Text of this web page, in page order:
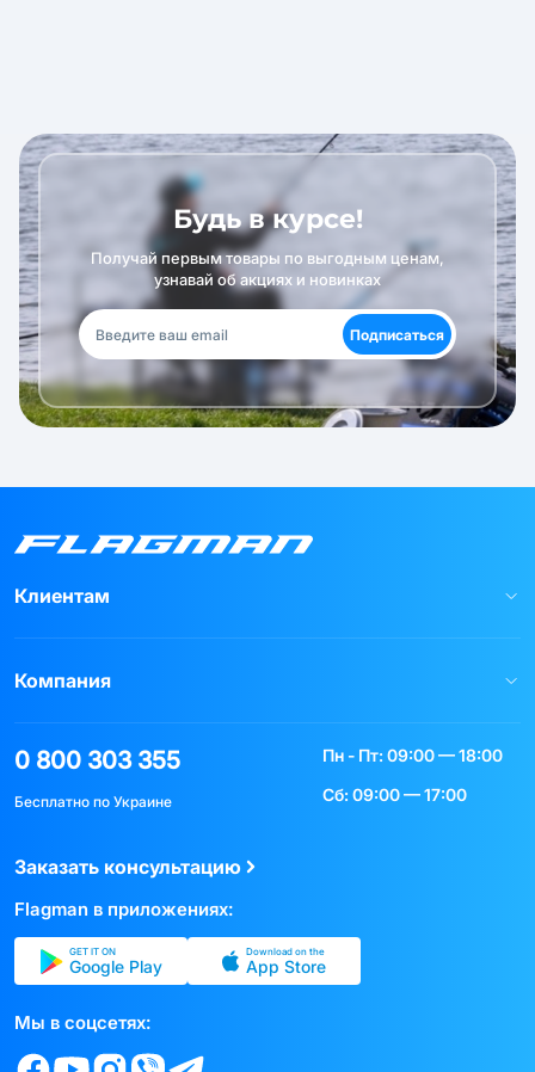
Будь в курсе!
Получай первым товары по выгодным ценам,
узнавай об акциях и новинках
Подписаться
Клиентам
Компания
0 800 303 355
Бесплатно по Украине
Пн - Пт: 09:00 — 18:00
Сб: 09:00 — 17:00
Заказать консультацию
Flagman в приложениях:
GET IT ON
Google Play
Download on the
App Store
Мы в соцсетях: